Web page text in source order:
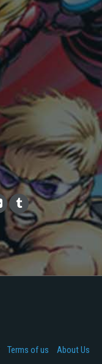
Terms of us About Us